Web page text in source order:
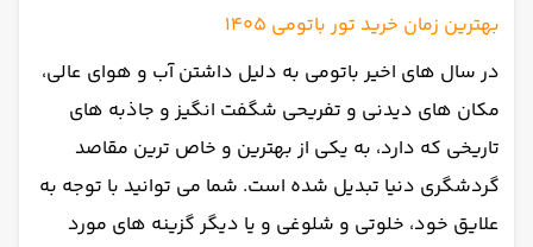
بهترین زمان خرید تور باتومی 1405
در سال های اخیر باتومی به دلیل داشتن آب و هوای عالی،
مکان های دیدنی و تفریحی شگفت انگیز و جاذبه های
تاریخی که دارد، به یکی از بهترین و خاص ترین مقاصد
گردشگری دنیا تبدیل شده است. شما می توانید با توجه به
علایق خود، خلوتی و شلوغی و یا دیگر گزینه های مورد